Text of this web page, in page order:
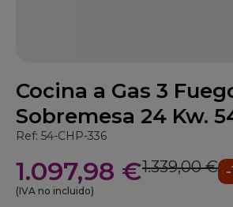
Cocina a Gas 3
Sobremesa 24 Kw.
Ref: 54-CHP-336
1.097,98 €1.339,00 €
(IVA no incluido)